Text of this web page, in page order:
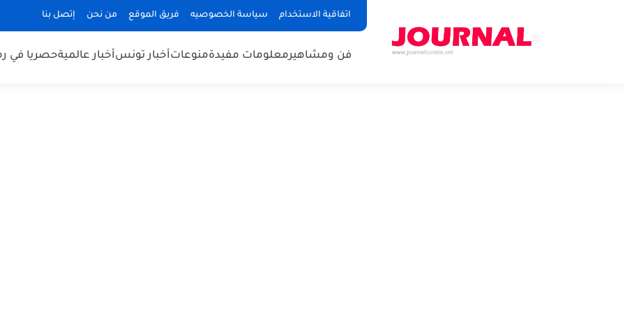
اتفاقية الاستخدام سياسة الخصوصيه فريق الموقع من نحن إتصل بنا
فن ومشاهيرمعلومات مفيدةمنوعاتأخبار تونسأخبار عالميةحصريا في